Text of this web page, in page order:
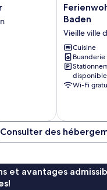
I
Baden-
Baden
Vieille
ville
de
Baden-
Baden
Vieille ville
Cuisine
Buanderie
disponible
Wi-Fi
Consulter des
et avantages